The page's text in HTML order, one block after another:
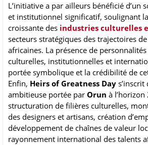
L’initiative a par ailleurs bénéficié d’un
et institutionnel significatif, soulignant
croissante des industries culturelles
secteurs stratégiques des trajectoires
africaines. La présence de
culturelles, institutionnelles et
portée symbolique et la crédibilité de
Enfin, Heirs of Greatness Day
ambitieuse portée par Orun à
structuration de filières culturelles,
des designers et artisans, création
développement de chaînes de valeur
rayonnement international des talents